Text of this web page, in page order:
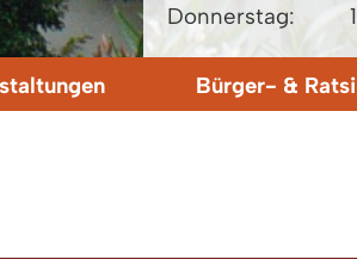
Donnerstag:
Bürger- &